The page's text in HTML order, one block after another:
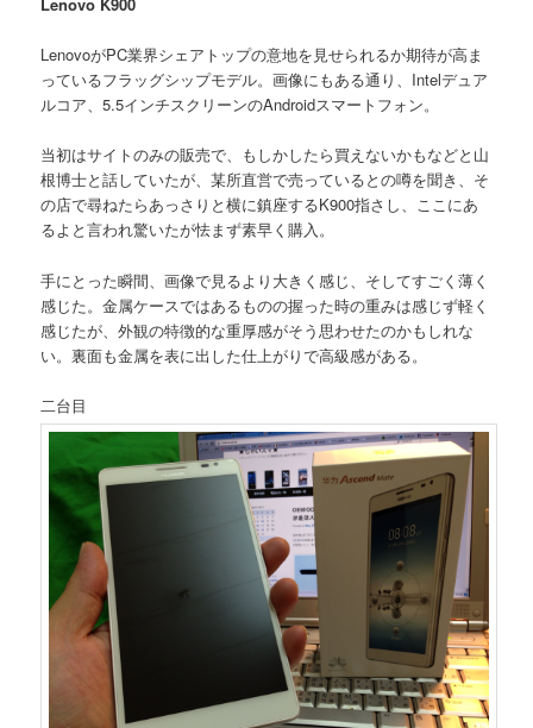
LenovoがPC業界シェアトップの意地を見せられるか期待が高ま
っているフラッグシップモデル。画像にもある通り、Intelデュア
ルコア、5.5インチスクリーンのAndroidスマートフォン。
当初はサイトのみの販売で、もしかしたら買えないかもなどと山
根博士と話していたが、某所直営で売っているとの噂を聞き、そ
の店で尋ねたらあっさりと横に鎮座するK900指さし、ここにあ
るよと言われ驚いたが怯まず素早く購入。
手にとった瞬間、画像で見るより大きく感じ、そしてすごく薄く
感じた。金属ケースではあるものの握った時の重みは感じず軽く
感じたが、外観の特徴的な重厚感がそう思わせたのかもしれな
い。裏面も金属を表に出した仕上がりで高級感がある。
二台目